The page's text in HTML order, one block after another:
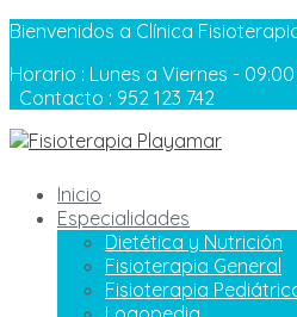
Bienvenidos a Clínica
Horario : Lunes a Viernes - 09:00
Contacto : 952 123 742
Inicio
Especialidades
Dietética y Nutrición
Fisioterapia General
Fisioterapia